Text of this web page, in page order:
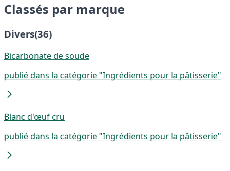
Classés par marque
Divers(36)
Bicarbonate de soude
publié dans la catégorie "Ingrédients pour la pâtisserie"
Blanc d'œuf cru
publié dans la catégorie "Ingrédients pour la pâtisserie"